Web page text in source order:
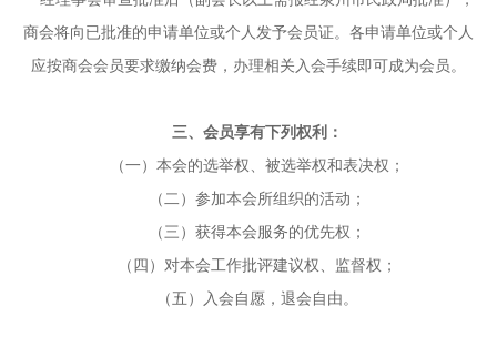
商会将向已批准的申请单位或个人发予会员证。各申请单位或个人
应按商会会员要求缴纳会费，办理相关入会手续即可成为会员。
三、会员享有下列权利：
（一）本会的选举权、被选举权和表决权；
（二）参加本会所组织的活动；
（三）获得本会服务的优先权；
（四）对本会工作批评建议权、监督权；
（五）入会自愿，退会自由。